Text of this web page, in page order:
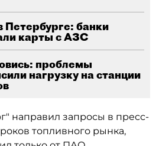
Петербурге: банки
карты с АЗС
проблемы
нагрузку на станции
направил запросы в пресс-
топливного рынка,